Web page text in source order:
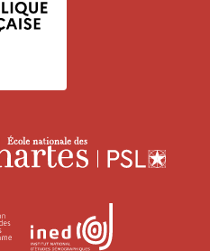
Fondation
national